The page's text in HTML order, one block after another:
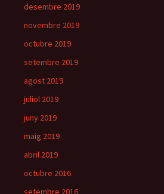
desembre 2019
novembre 2019
octubre 2019
setembre 2019
agost 2019
juliol 2019
juny 2019
maig 2019
abril 2019
octubre 2016
setembre 2016